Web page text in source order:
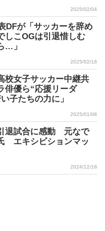
2025/02/04
DFが「サッカーを辞め
こOGは引退惜しむ
…」
2025/02/18
女子サッカー中継共
俳優ら“応援リーダ
子たちの力に」
2025/01/08
退試合に感動 元なで
エキシビションマッ
2024/12/18